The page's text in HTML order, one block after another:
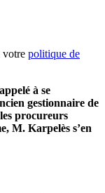
votre politique de
à se
gestionnaire de
procureurs
M. Karpelès s’en